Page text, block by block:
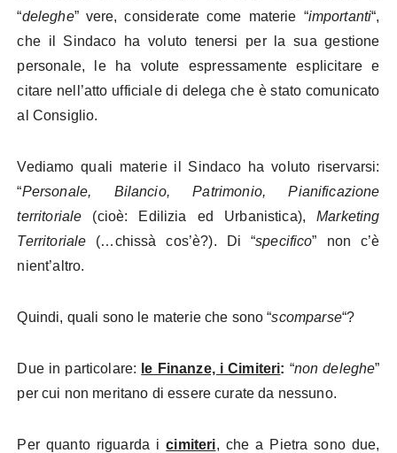
“deleghe” vere, considerate come materie “importanti“,
che il Sindaco ha voluto tenersi per la sua gestione
personale, le ha volute espressamente esplicitare e
citare nell’atto ufficiale di delega che è stato comunicato
al Consiglio.
Vediamo quali materie il Sindaco ha voluto riservarsi:
“Personale, Bilancio, Patrimonio, Pianificazione
territoriale (cioè: Edilizia ed Urbanistica),Marketing
Territoriale (…chissà cos’è?). Di “specifico” non c’è
nient’altro.
Quindi, quali sono le materie che sono “scomparse“?
Due in particolare: le Finanze, i Cimiteri: “non deleghe”
per cui non meritano di essere curate da nessuno.
Per quanto riguarda icimiteri, che a Pietra sono due,